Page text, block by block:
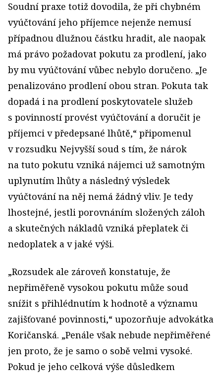
Soudní praxe totiž dovodila, že při chybném
vyúčtování jeho příjemce nejenže nemusí
případnou dlužnou částku hradit, ale naopak
má právo požadovat pokutu za prodlení, jako
by mu vyúčtování vůbec nebylo doručeno. „Je
penalizováno prodlení obou stran. Pokuta tak
dopadá i na prodlení poskytovatele služeb
s povinností provést vyúčtování a doručit je
příjemci v předepsané lhůtě,“ připomenul
v rozsudku Nejvyšší soud s tím, že nárok
na tuto pokutu vzniká nájemci už samotným
uplynutím lhůty a následný výsledek
vyúčtování na něj nemá žádný vliv. Je tedy
lhostejné, jestli porovnáním složených záloh
a skutečných nákladů vzniká přeplatek či
nedoplatek a v jaké výši.
„Rozsudek ale zároveň konstatuje, že
nepřiměřeně vysokou pokutu může soud
snížit s přihlédnutím k hodnotě a významu
zajišťované povinnosti,“ upozorňuje advokátka
Koričanská. „Penále však nebude nepřiměřené
jen proto, že je samo o sobě velmi vysoké.
Pokud je jeho celková výše důsledkem